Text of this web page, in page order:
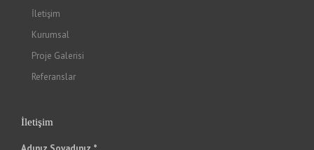
İletişim
Kurumsal
Proje Galerisi
Referanslar
İletişim